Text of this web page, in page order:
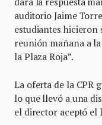
auditorio Jaime
estudiantes hicieron
reunión mañana a
la Plaza Roja”.
La oferta de la CPR
lo que llevó a una
el director aceptó el